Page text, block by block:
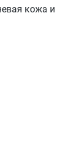
кожа и